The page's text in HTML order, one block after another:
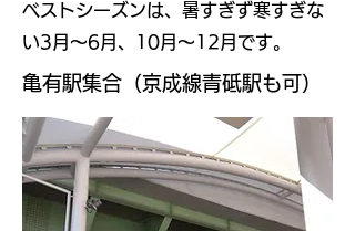
​ベストシーズンは、暑すぎず寒すぎな
い3月～6月、10月～12月です。
亀有駅集合（京成線青砥駅も可）